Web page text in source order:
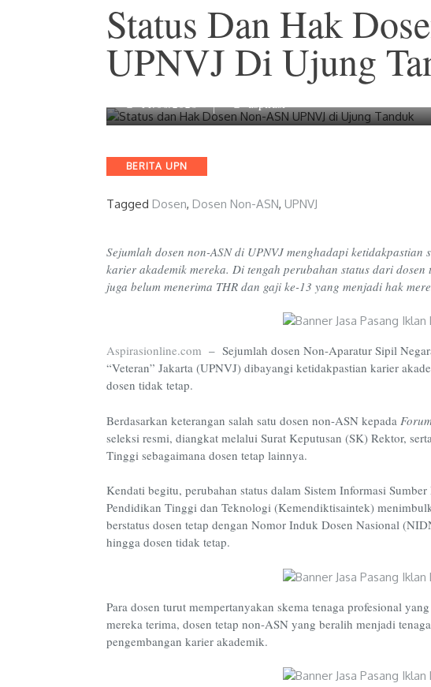
Status Dan Hak
UPNVJ Di Ujung
11/06/2026 aspirasi
Categories
BERITA UPN
Tagged Dosen, Dosen Non-ASN, UPNVJ
Sejumlah dosen non-ASN di UPNVJ menghadapi ketidakpastian
karier akademik mereka. Di tengah perubahan status dari
juga belum menerima THR dan gaji ke-13 yang menjadi hak
Aspirasionline.com – Sejumlah dosen Non-Aparatur Sipil
“Veteran” Jakarta (UPNVJ) dibayangi ketidakpastian karier
dosen tidak tetap.
Berdasarkan keterangan salah satu dosen non-ASN kepada
seleksi resmi, diangkat melalui Surat Keputusan (SK) Rektor,
Tinggi sebagaimana dosen tetap lainnya.
Kendati begitu, perubahan status dalam Sistem Informasi
Pendidikan Tinggi dan Teknologi (Kemendiktisaintek)
berstatus dosen tetap dengan Nomor Induk Dosen Nasional
hingga dosen tidak tetap.
Para dosen turut mempertanyakan skema tenaga profesional
mereka terima, dosen tetap non-ASN yang beralih menjadi
pengembangan karier akademik.